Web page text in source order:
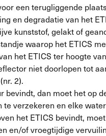
een terugliggende
en degradatie van het
kunststof, gelakt of
waarop het ETICS
het ETICS ter hoogte
niet doorlopen tot
2).
bevindt, dan moet het
verzekeren en elke
het ETICS bevindt,
en/of vroegtijdige